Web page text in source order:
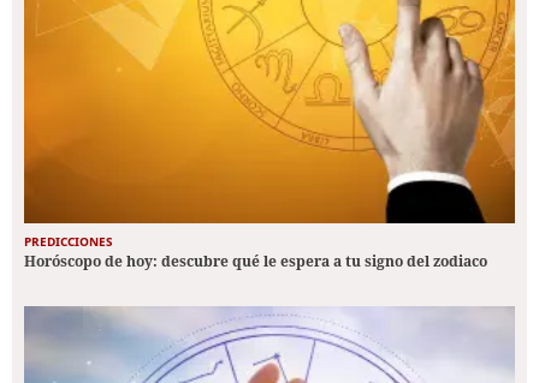
PREDICCIONES
Horóscopo de hoy: descubre qué le espera a tu signo del zodiaco